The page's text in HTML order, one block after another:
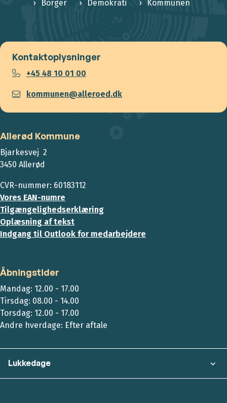
Borger Demokrati Kommunen
Kontaktoplysninger
+45 48 10 01 00
kommunen@alleroed.dk
Allerød Kommune
Bjarkesvej 2
3450 Allerød
CVR-nummer: 60183112
Vores EAN-numre
Tilgængelighedserklæring
Oplæsning af tekst
Indgang til Outlook for medarbejdere
Åbningstider
Mandag: 12.00 - 17.00
Tirsdag: 08.00 - 14.00
Torsdag: 12.00 - 17.00
Andre hverdage: Efter aftale
Lukkedage